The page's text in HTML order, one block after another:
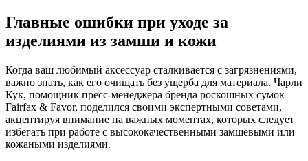
Главные ошибки при уходе за
изделиями из замши и кожи
Когда ваш любимый аксессуар сталкивается с загрязнениями,
важно знать, как его очищать без ущерба для материала. Чарли
Кук, помощник пресс-менеджера бренда роскошных сумок
Fairfax & Favor, поделился своими экспертными советами,
акцентируя внимание на важных моментах, которых следует
избегать при работе с высококачественными замшевыми или
кожаными изделиями.